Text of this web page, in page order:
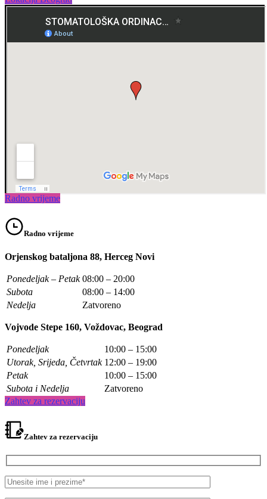
Radno vrijeme
Radno vrijeme
Orjenskog bataljona 88, Herceg Novi
Ponedeljak – Petak 08:00 – 20:00
Subota
08:00 – 14:00
Nedelja
Zatvoreno
Vojvode Stepe 160, Voždovac, Beograd
Ponedeljak
10:00 – 15:00
Utorak, Srijeda, Četvrtak 12:00 – 19:00
Petak
10:00 – 15:00
Subota i Nedelja
Zatvoreno
Zahtev za rezervaciju
Zahtev za rezervaciju